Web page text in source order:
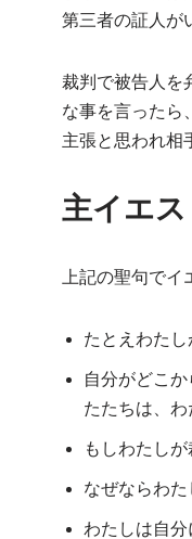
第三者の証人が
裁判で被告人を
な事を言ったら
主張と思われ相
主イエ
上記の聖句で
たとえわた
自分がどこ
たたちは、わ
もしわたし
なぜならわ
わたしは自